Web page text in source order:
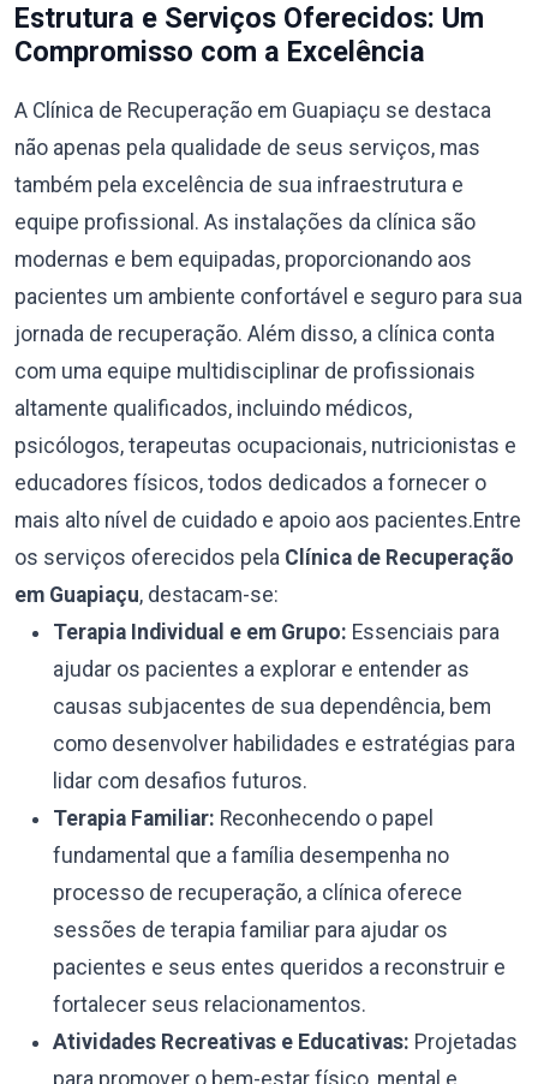
Estrutura e Serviços Oferecidos: Um
Compromisso com a Excelência
A Clínica de Recuperação em Guapiaçu se destaca
não apenas pela qualidade de seus serviços, mas
também pela excelência de sua infraestrutura e
equipe profissional. As instalações da clínica são
modernas e bem equipadas, proporcionando aos
pacientes um ambiente confortável e seguro para sua
jornada de recuperação. Além disso, a clínica conta
com uma equipe multidisciplinar de profissionais
altamente qualificados, incluindo médicos,
psicólogos, terapeutas ocupacionais, nutricionistas e
educadores físicos, todos dedicados a fornecer o
mais alto nível de cuidado e apoio aos pacientes.Entre
os serviços oferecidos pela Clínica de Recuperação
em Guapiaçu, destacam-se:
Terapia Individual e em Grupo: Essenciais para
ajudar os pacientes a explorar e entender as
causas subjacentes de sua dependência, bem
como desenvolver habilidades e estratégias para
lidar com desafios futuros.
Terapia Familiar: Reconhecendo o papel
fundamental que a família desempenha no
processo de recuperação, a clínica oferece
sessões de terapia familiar para ajudar os
pacientes e seus entes queridos a reconstruir e
fortalecer seus relacionamentos.
Atividades Recreativas e Educativas: Projetadas
para promover o bem-estar físico, mental e